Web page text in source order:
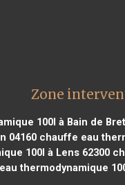
Zone
100l à Bain de
04160 chauffe eau
100l à Lens 62300
thermodynamique